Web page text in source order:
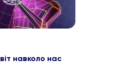
навколо нас